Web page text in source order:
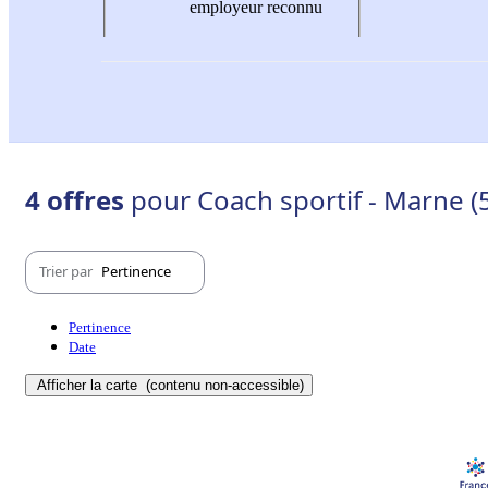
employeur reconnu
4 offres pour Coach sportif - Marne
Trier par Pertinence
Pertinence
Date
Afficher la carte (contenu non-accessible)